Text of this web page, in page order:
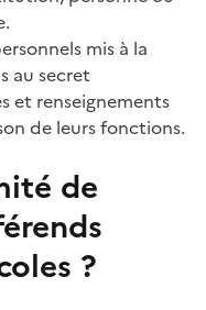
mis à la
au secret
et renseignements
de leurs fonctions.
de
?